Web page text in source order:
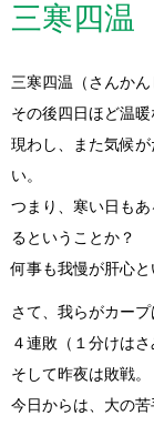
三寒四温
三寒四温（さんか
その後四日ほど温
現わし、また気候
い。
つまり、寒い日も
るということか？
何事も我慢が肝心
さて、我らがカー
４連敗（１分けは
そして昨夜は敗戦。
今日からは、大の苦